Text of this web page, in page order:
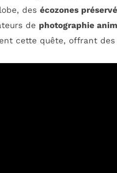
des écozones
de photographie
cette quête, offrant